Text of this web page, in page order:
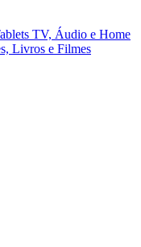
TV, Áudio e Home
Livros e Filmes